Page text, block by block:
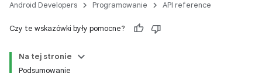
Android Developers Programowanie API reference
Czy te wskazówki były pomocne?
Na tej stronie
Podsumowanie